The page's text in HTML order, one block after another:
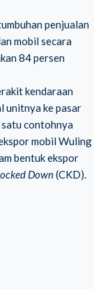
penjualan
mobil secara
84 persen
kendaraan
unitnya ke pasar
contohnya
mobil Wuling
bentuk ekspor
Down(CKD).